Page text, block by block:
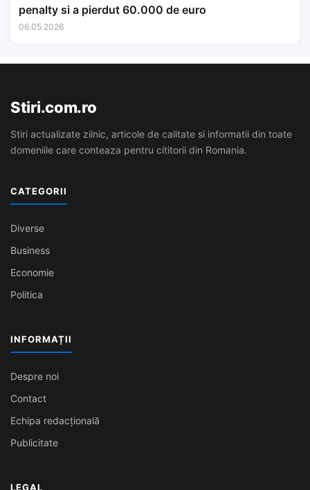
penalty si a pierdut 60.000 de euro
06.05.2026
Stiri.com.ro
Stiri actualizate zilnic, articole de calitate si informatii din toate
domeniile care conteaza pentru cititorii din Romania.
CATEGORII
Diverse
Business
Economie
Politica
INFORMAȚII
Despre noi
Contact
Echipa redacțională
Publicitate
LEGAL